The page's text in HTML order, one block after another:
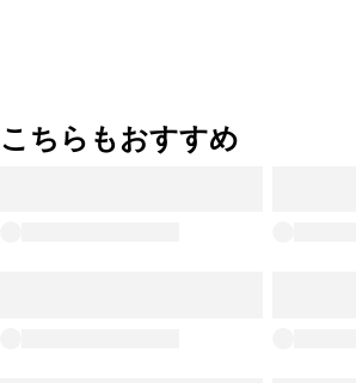
こちらもおすすめ